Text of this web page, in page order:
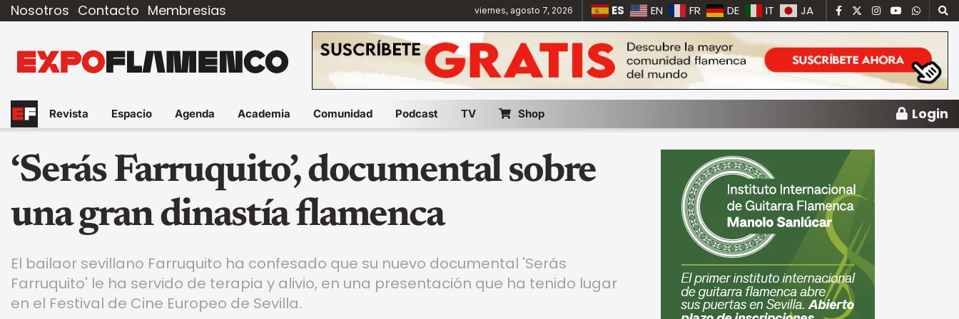
Nosotros Contacto Membresias viernes, agosto 7, 2026 ES EN FR DE IT JA
Revista Espacio Agenda Academia Comunidad Podcast TV Shop Login
‘Serás Farruquito’, documental sobre
una gran dinastía flamenca
El bailaor sevillano Farruquito ha confesado que su nuevo documental 'Serás
Farruquito' le ha servido de terapia y alivio, en una presentación que ha tenido lugar
en el Festival de Cine Europeo de Sevilla.